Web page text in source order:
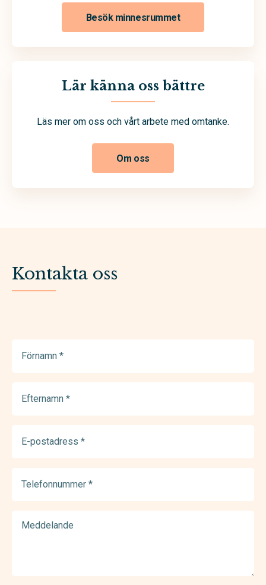
Besök minnesrummet
Lär känna oss bättre
Läs mer om oss och vårt arbete med omtanke.
Om oss
Kontakta oss
(Required)
(Required)
postadress
(Required)